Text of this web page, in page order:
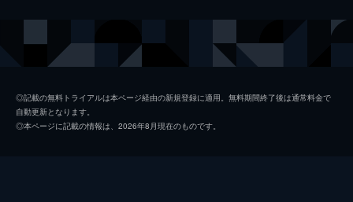
◎記載の無料トライアルは本ページ経由の新規登録に適用。無料期間終了後は通常料金で
自動更新となります。
◎本ページに記載の情報は、2026年8月現在のものです。